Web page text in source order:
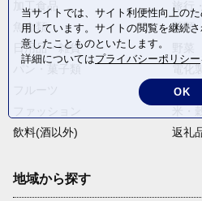
加工食品
旅行
魚介類
麺類
日用品・雑貨
卵・
飲料(酒以外)
返礼
地域から探す
当サイトでは、サイト利便性向上の
用しています。サイトの閲覧を継続
意したことものといたします。
詳細についてはプライバシーポリシー
OK